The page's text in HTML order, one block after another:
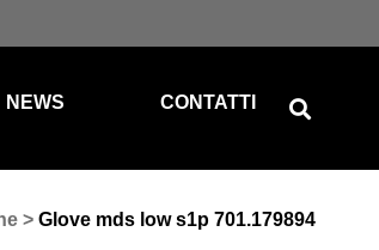
NEWS CONTATTI
>Glove mds low s1p 701.179894